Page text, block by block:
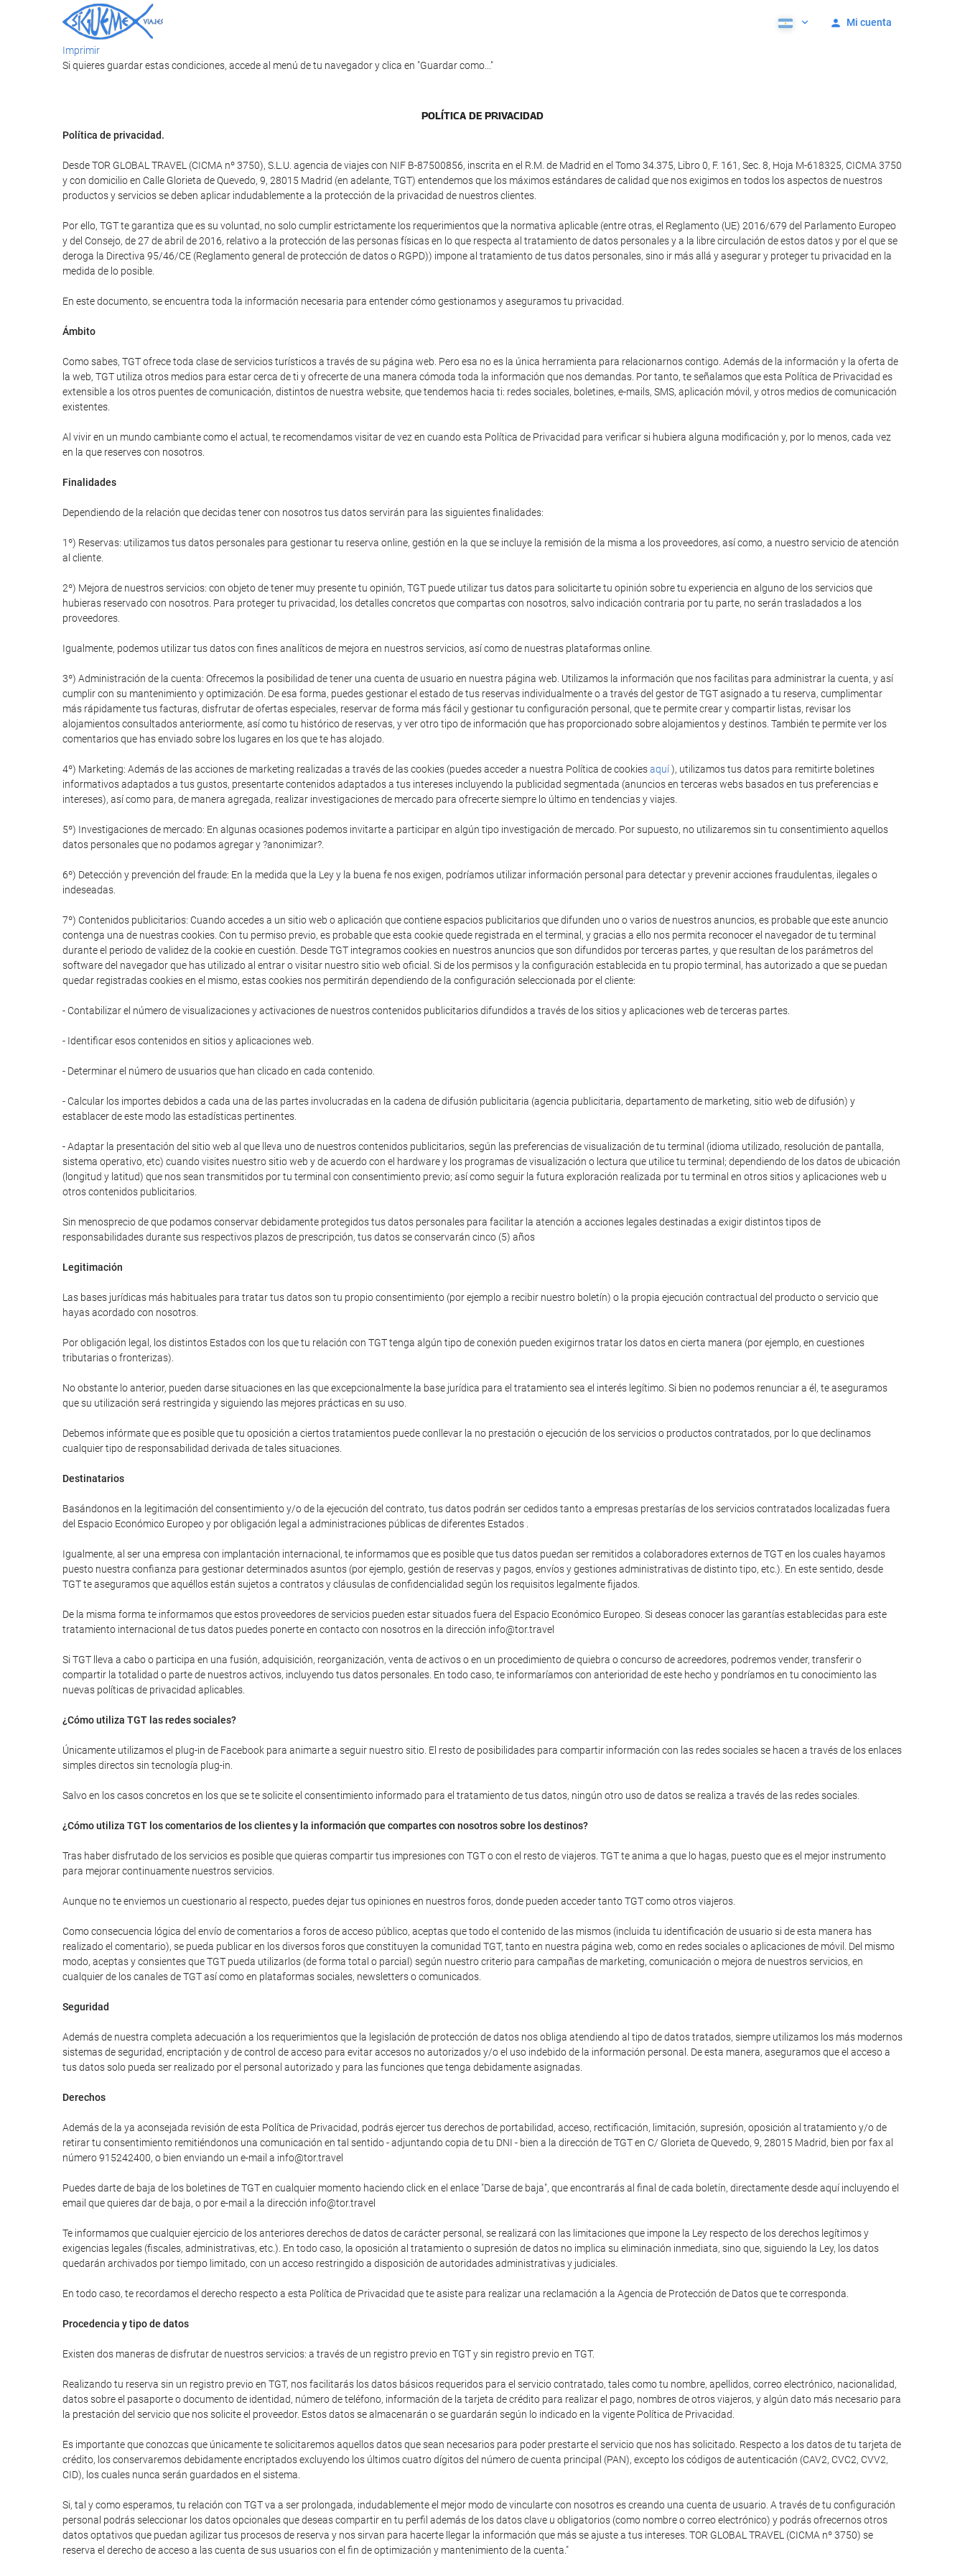
Mi cuenta
Imprimir
Si quieres guardar estas condiciones, accede al menú de tu navegador y clica en "Guardar como..."
POLÍTICA DE PRIVACIDAD
Política de privacidad.
Desde TOR GLOBAL TRAVEL (CICMA nº 3750), S.L.U. agencia de viajes con NIF B-87500856, inscrita en el R.M. de Madrid en el Tomo 34.375, Libro 0, F. 161, Sec. 8, Hoja M-618325, CICMA 3750
y con domicilio en Calle Glorieta de Quevedo, 9, 28015 Madrid (en adelante, TGT) entendemos que los máximos estándares de calidad que nos exigimos en todos los aspectos de nuestros
productos y servicios se deben aplicar indudablemente a la protección de la privacidad de nuestros clientes.
Por ello, TGT te garantiza que es su voluntad, no solo cumplir estrictamente los requerimientos que la normativa aplicable (entre otras, el Reglamento (UE) 2016/679 del Parlamento Europeo
y del Consejo, de 27 de abril de 2016, relativo a la protección de las personas físicas en lo que respecta al tratamiento de datos personales y a la libre circulación de estos datos y por el que se
deroga la Directiva 95/46/CE (Reglamento general de protección de datos o RGPD)) impone al tratamiento de tus datos personales, sino ir más allá y asegurar y proteger tu privacidad en la
medida de lo posible.
En este documento, se encuentra toda la información necesaria para entender cómo gestionamos y aseguramos tu privacidad.
Ámbito
Como sabes, TGT ofrece toda clase de servicios turísticos a través de su página web. Pero esa no es la única herramienta para relacionarnos contigo. Además de la información y la oferta de
la web, TGT utiliza otros medios para estar cerca de ti y ofrecerte de una manera cómoda toda la información que nos demandas. Por tanto, te señalamos que esta Política de Privacidad es
extensible a los otros puentes de comunicación, distintos de nuestra website, que tendemos hacia ti: redes sociales, boletines, e-mails, SMS, aplicación móvil, y otros medios de comunicación
existentes.
Al vivir en un mundo cambiante como el actual, te recomendamos visitar de vez en cuando esta Política de Privacidad para verificar si hubiera alguna modificación y, por lo menos, cada vez
en la que reserves con nosotros.
Finalidades
Dependiendo de la relación que decidas tener con nosotros tus datos servirán para las siguientes finalidades:
1º) Reservas: utilizamos tus datos personales para gestionar tu reserva online, gestión en la que se incluye la remisión de la misma a los proveedores, así como, a nuestro servicio de atención
al cliente.
2º) Mejora de nuestros servicios: con objeto de tener muy presente tu opinión, TGT puede utilizar tus datos para solicitarte tu opinión sobre tu experiencia en alguno de los servicios que
hubieras reservado con nosotros. Para proteger tu privacidad, los detalles concretos que compartas con nosotros, salvo indicación contraria por tu parte, no serán trasladados a los
proveedores.
Igualmente, podemos utilizar tus datos con fines analíticos de mejora en nuestros servicios, así como de nuestras plataformas online.
3º) Administración de la cuenta: Ofrecemos la posibilidad de tener una cuenta de usuario en nuestra página web. Utilizamos la información que nos facilitas para administrar la cuenta, y así
cumplir con su mantenimiento y optimización. De esa forma, puedes gestionar el estado de tus reservas individualmente o a través del gestor de TGT asignado a tu reserva, cumplimentar
más rápidamente tus facturas, disfrutar de ofertas especiales, reservar de forma más fácil y gestionar tu configuración personal, que te permite crear y compartir listas, revisar los
alojamientos consultados anteriormente, así como tu histórico de reservas, y ver otro tipo de información que has proporcionado sobre alojamientos y destinos. También te permite ver los
comentarios que has enviado sobre los lugares en los que te has alojado.
4º) Marketing: Además de las acciones de marketing realizadas a través de las cookies (puedes acceder a nuestra Política de cookiesaquí), utilizamos tus datos para remitirte boletines
informativos adaptados a tus gustos, presentarte contenidos adaptados a tus intereses incluyendo la publicidad segmentada (anuncios en terceras webs basados en tus preferencias e
intereses), así como para, de manera agregada, realizar investigaciones de mercado para ofrecerte siempre lo último en tendencias y viajes.
5º) Investigaciones de mercado: En algunas ocasiones podemos invitarte a participar en algún tipo investigación de mercado. Por supuesto, no utilizaremos sin tu consentimiento aquellos
datos personales que no podamos agregar y ?anonimizar?.
6º) Detección y prevención del fraude: En la medida que la Ley y la buena fe nos exigen, podríamos utilizar información personal para detectar y prevenir acciones fraudulentas, ilegales o
indeseadas.
7º) Contenidos publicitarios: Cuando accedes a un sitio web o aplicación que contiene espacios publicitarios que difunden uno o varios de nuestros anuncios, es probable que este anuncio
contenga una de nuestras cookies. Con tu permiso previo, es probable que esta cookie quede registrada en el terminal, y gracias a ello nos permita reconocer el navegador de tu terminal
durante el periodo de validez de la cookie en cuestión. Desde TGT integramos cookies en nuestros anuncios que son difundidos por terceras partes, y que resultan de los parámetros del
software del navegador que has utilizado al entrar o visitar nuestro sitio web oficial. Si de los permisos y la configuración establecida en tu propio terminal, has autorizado a que se puedan
quedar registradas cookies en el mismo, estas cookies nos permitirán dependiendo de la configuración seleccionada por el cliente:
- Contabilizar el número de visualizaciones y activaciones de nuestros contenidos publicitarios difundidos a través de los sitios y aplicaciones web de terceras partes.
- Identificar esos contenidos en sitios y aplicaciones web.
- Determinar el número de usuarios que han clicado en cada contenido.
- Calcular los importes debidos a cada una de las partes involucradas en la cadena de difusión publicitaria (agencia publicitaria, departamento de marketing, sitio web de difusión) y
establacer de este modo las estadísticas pertinentes.
- Adaptar la presentación del sitio web al que lleva uno de nuestros contenidos publicitarios, según las preferencias de visualización de tu terminal (idioma utilizado, resolución de pantalla,
sistema operativo, etc) cuando visites nuestro sitio web y de acuerdo con el hardware y los programas de visualización o lectura que utilice tu terminal; dependiendo de los datos de ubicación
(longitud y latitud) que nos sean transmitidos por tu terminal con consentimiento previo; así como seguir la futura exploración realizada por tu terminal en otros sitios y aplicaciones web u
otros contenidos publicitarios.
Sin menosprecio de que podamos conservar debidamente protegidos tus datos personales para facilitar la atención a acciones legales destinadas a exigir distintos tipos de
responsabilidades durante sus respectivos plazos de prescripción, tus datos se conservarán cinco (5) años
Legitimación
Las bases jurídicas más habituales para tratar tus datos son tu propio consentimiento (por ejemplo a recibir nuestro boletín) o la propia ejecución contractual del producto o servicio que
hayas acordado con nosotros.
Por obligación legal, los distintos Estados con los que tu relación con TGT tenga algún tipo de conexión pueden exigirnos tratar los datos en cierta manera (por ejemplo, en cuestiones
tributarias o fronterizas).
No obstante lo anterior, pueden darse situaciones en las que excepcionalmente la base jurídica para el tratamiento sea el interés legítimo. Si bien no podemos renunciar a él, te aseguramos
que su utilización será restringida y siguiendo las mejores prácticas en su uso.
Debemos infórmate que es posible que tu oposición a ciertos tratamientos puede conllevar la no prestación o ejecución de los servicios o productos contratados, por lo que declinamos
cualquier tipo de responsabilidad derivada de tales situaciones.
Destinatarios
Basándonos en la legitimación del consentimiento y/o de la ejecución del contrato, tus datos podrán ser cedidos tanto a empresas prestarías de los servicios contratados localizadas fuera
del Espacio Económico Europeo y por obligación legal a administraciones públicas de diferentes Estados .
Igualmente, al ser una empresa con implantación internacional, te informamos que es posible que tus datos puedan ser remitidos a colaboradores externos de TGT en los cuales hayamos
puesto nuestra confianza para gestionar determinados asuntos (por ejemplo, gestión de reservas y pagos, envíos y gestiones administrativas de distinto tipo, etc.). En este sentido, desde
TGT te aseguramos que aquéllos están sujetos a contratos y cláusulas de confidencialidad según los requisitos legalmente fijados.
De la misma forma te informamos que estos proveedores de servicios pueden estar situados fuera del Espacio Económico Europeo. Si deseas conocer las garantías establecidas para este
tratamiento internacional de tus datos puedes ponerte en contacto con nosotros en la dirección info@tor.travel
Si TGT lleva a cabo o participa en una fusión, adquisición, reorganización, venta de activos o en un procedimiento de quiebra o concurso de acreedores, podremos vender, transferir o
compartir la totalidad o parte de nuestros activos, incluyendo tus datos personales. En todo caso, te informaríamos con anterioridad de este hecho y pondríamos en tu conocimiento las
nuevas políticas de privacidad aplicables.
¿Cómo utiliza TGT las redes sociales?
Únicamente utilizamos el plug-in de Facebook para animarte a seguir nuestro sitio. El resto de posibilidades para compartir información con las redes sociales se hacen a través de los enlaces
simples directos sin tecnología plug-in.
Salvo en los casos concretos en los que se te solicite el consentimiento informado para el tratamiento de tus datos, ningún otro uso de datos se realiza a través de las redes sociales.
¿Cómo utiliza TGT los comentarios de los clientes y la información que compartes con nosotros sobre los destinos?
Tras haber disfrutado de los servicios es posible que quieras compartir tus impresiones con TGT o con el resto de viajeros. TGT te anima a que lo hagas, puesto que es el mejor instrumento
para mejorar continuamente nuestros servicios.
Aunque no te enviemos un cuestionario al respecto, puedes dejar tus opiniones en nuestros foros, donde pueden acceder tanto TGT como otros viajeros.
Como consecuencia lógica del envío de comentarios a foros de acceso público, aceptas que todo el contenido de las mismos (incluida tu identificación de usuario si de esta manera has
realizado el comentario), se pueda publicar en los diversos foros que constituyen la comunidad TGT, tanto en nuestra página web, como en redes sociales o aplicaciones de móvil. Del mismo
modo, aceptas y consientes que TGT pueda utilizarlos (de forma total o parcial) según nuestro criterio para campañas de marketing, comunicación o mejora de nuestros servicios, en
cualquier de los canales de TGT así como en plataformas sociales, newsletters o comunicados.
Seguridad
Además de nuestra completa adecuación a los requerimientos que la legislación de protección de datos nos obliga atendiendo al tipo de datos tratados, siempre utilizamos los más modernos
sistemas de seguridad, encriptación y de control de acceso para evitar accesos no autorizados y/o el uso indebido de la información personal. De esta manera, aseguramos que el acceso a
tus datos solo pueda ser realizado por el personal autorizado y para las funciones que tenga debidamente asignadas.
Derechos
Además de la ya aconsejada revisión de esta Política de Privacidad, podrás ejercer tus derechos de portabilidad, acceso, rectificación, limitación, supresión, oposición al tratamiento y/o de
retirar tu consentimiento remitiéndonos una comunicación en tal sentido - adjuntando copia de tu DNI - bien a la dirección de TGT en C/ Glorieta de Quevedo, 9, 28015 Madrid, bien por fax al
número 915242400, o bien enviando un e-mail a info@tor.travel
Puedes darte de baja de los boletines de TGT en cualquier momento haciendo click en el enlace "Darse de baja", que encontrarás al final de cada boletín, directamente desde aquí incluyendo el
email que quieres dar de baja, o por e-mail a la dirección info@tor.travel
Te informamos que cualquier ejercicio de los anteriores derechos de datos de carácter personal, se realizará con las limitaciones que impone la Ley respecto de los derechos legítimos y
exigencias legales (fiscales, administrativas, etc.). En todo caso, la oposición al tratamiento o supresión de datos no implica su eliminación inmediata, sino que, siguiendo la Ley, los datos
quedarán archivados por tiempo limitado, con un acceso restringido a disposición de autoridades administrativas y judiciales.
En todo caso, te recordamos el derecho respecto a esta Política de Privacidad que te asiste para realizar una reclamación a la Agencia de Protección de Datos que te corresponda.
Procedencia y tipo de datos
Existen dos maneras de disfrutar de nuestros servicios: a través de un registro previo en TGT y sin registro previo en TGT.
Realizando tu reserva sin un registro previo en TGT, nos facilitarás los datos básicos requeridos para el servicio contratado, tales como tu nombre, apellidos, correo electrónico, nacionalidad,
datos sobre el pasaporte o documento de identidad, número de teléfono, información de la tarjeta de crédito para realizar el pago, nombres de otros viajeros, y algún dato más necesario para
la prestación del servicio que nos solicite el proveedor. Estos datos se almacenarán o se guardarán según lo indicado en la vigente Política de Privacidad.
Es importante que conozcas que únicamente te solicitaremos aquellos datos que sean necesarios para poder prestarte el servicio que nos has solicitado. Respecto a los datos de tu tarjeta de
crédito, los conservaremos debidamente encriptados excluyendo los últimos cuatro dígitos del número de cuenta principal (PAN), excepto los códigos de autenticación (CAV2, CVC2, CVV2,
CID), los cuales nunca serán guardados en el sistema.
Si, tal y como esperamos, tu relación con TGT va a ser prolongada, indudablemente el mejor modo de vincularte con nosotros es creando una cuenta de usuario. A través de tu configuración
personal podrás seleccionar los datos opcionales que deseas compartir en tu perfil además de los datos clave u obligatorios (como nombre o correo electrónico) y podrás ofrecernos otros
datos optativos que puedan agilizar tus procesos de reserva y nos sirvan para hacerte llegar la información que más se ajuste a tus intereses. TOR GLOBAL TRAVEL (CICMA nº 3750) se
reserva el derecho de acceso a las cuenta de sus usuarios con el fin de optimización y mantenimiento de la cuenta."